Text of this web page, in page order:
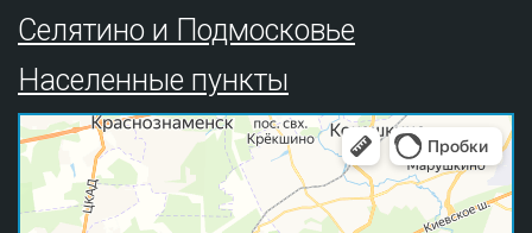
Селятино и Подмосковье
Населенные пункты